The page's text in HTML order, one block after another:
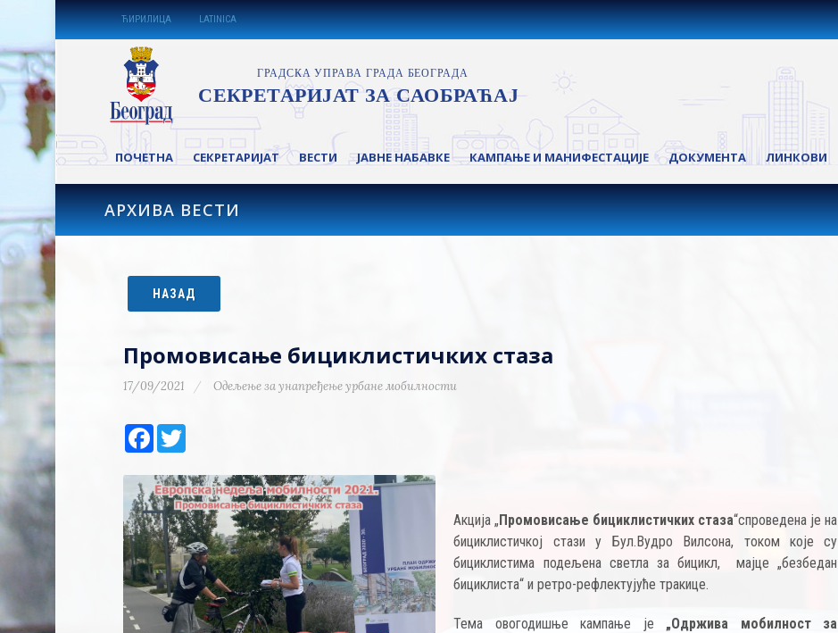
ЋИРИЛИЦА LATINICA
ПОЧЕТНА СЕКРЕТАРИЈАТ ВЕСТИ ЈАВНЕ НАБАВКЕ КАМПАЊЕ И МАНИФЕСТАЦИЈЕ ДОКУМЕНТА ЛИНКОВИ
АРХИВА ВЕСТИ
НАЗАД
Промовисање бициклистичких стаза
17/09/2021 Одељење за унапређење урбане мобилности
Facebook
Акција „Промовисањe бициклистичких стаза“спроведена је на
бициклистичкој стази у Бул.Вудро Вилсона, током које су
бициклистима подељена светла за бицикл, мајце „безбедан
бициклиста“ и ретро-рефлектујуће тракице.
Тема овогодишње кампање је „Одржива мобилност за